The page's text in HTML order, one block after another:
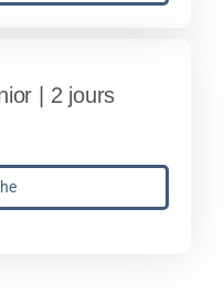
| 2 jours